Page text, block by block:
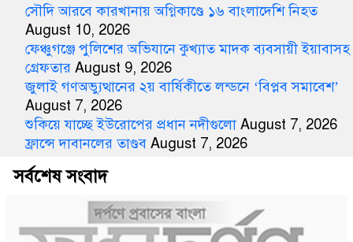
সৌদি আরবে কারখানায় অগ্নিকাণ্ডে ১৬ বাংলাদেশি নিহত
August 10, 2026
ফেঞ্চুগঞ্জে পুলিশের অভিযানে কুখ্যাত মাদক ব্যবসায়ী ইয়াবাসহ
গ্রেফতার August 9, 2026
জুলাই গণঅভ্যুত্থানের ২য় বার্ষিকীতে লন্ডনে ‘বিপ্লব সমাবেশ’
August 7, 2026
শুকিয়ে যাচ্ছে ইউরোপের প্রধান নদীগুলো August 7, 2026
ফ্রান্সে দাবানলের তাণ্ডব August 7, 2026
সর্বশেষ সংবাদ